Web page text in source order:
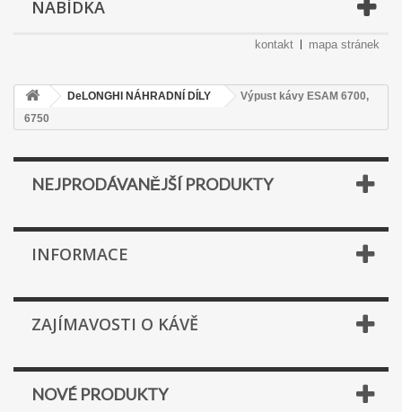
NABÍDKA
kontakt mapa stránek
DeLONGHI NÁHRADNÍ DÍLY
Výpust kávy ESAM 6700,
6750
NEJPRODÁVANĚJŠÍ PRODUKTY
INFORMACE
ZAJÍMAVOSTI O KÁVĚ
NOVÉ PRODUKTY